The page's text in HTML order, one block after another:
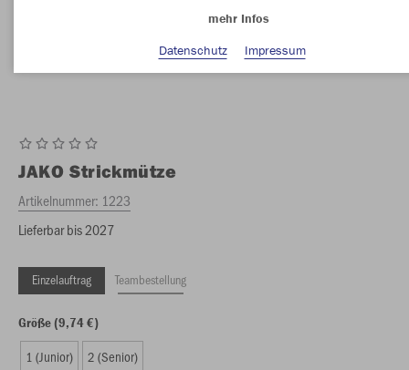
JAKO Strickmütze
Artikelnummer: 1223
Lieferbar bis 2027
Einzelauftrag Teambestellung
Größe (9,74 €)
1 (Junior) 2 (Senior)
mehr Infos
Datenschutz
Impressum